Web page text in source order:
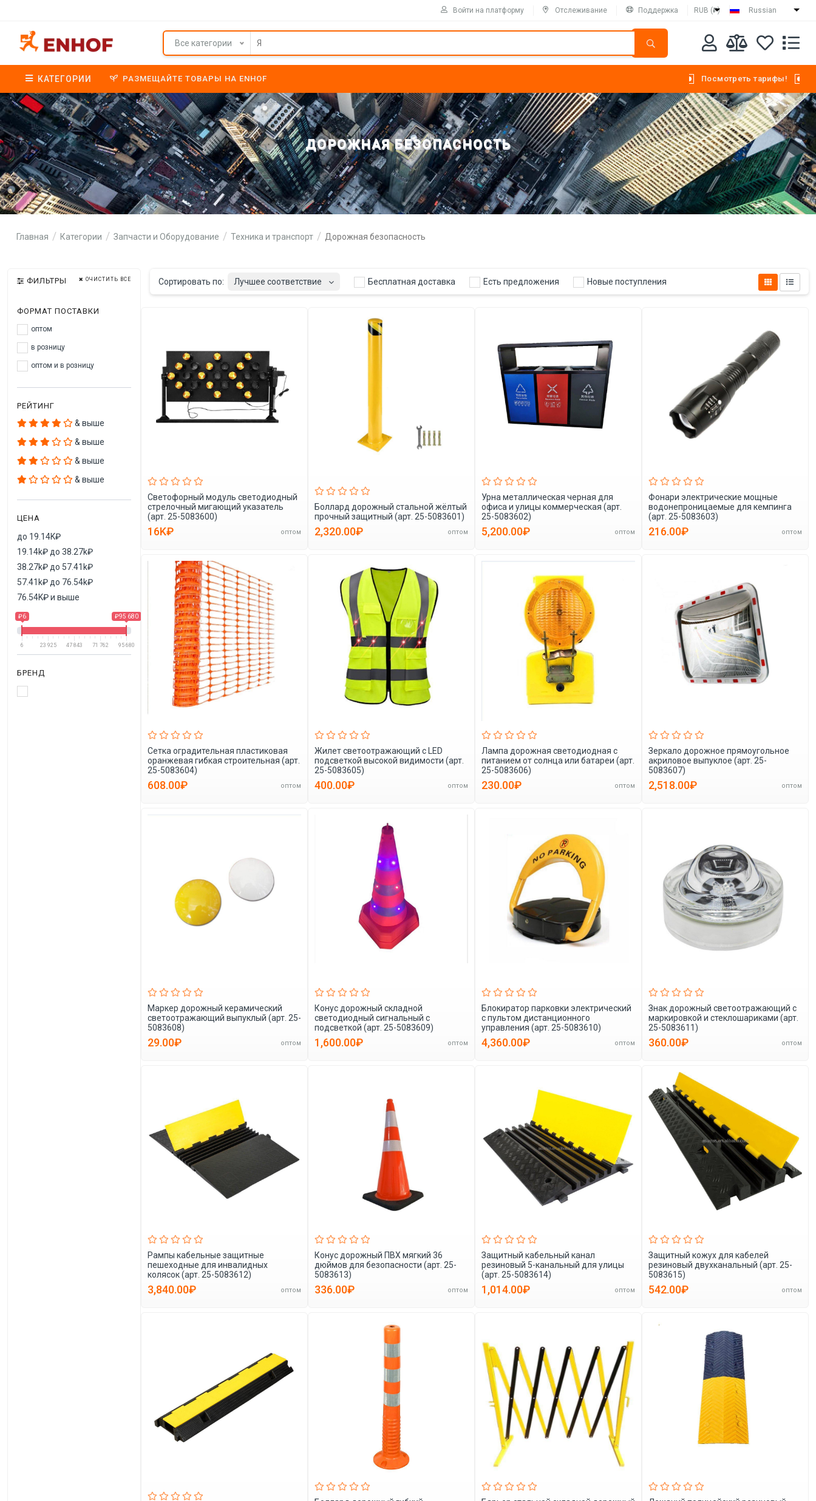
Войти на платформу Отслеживание Поддержка RUB (₽) Russian
Все категории
КАТЕГОРИИ РАЗМЕЩАЙТЕ ТОВАРЫ НА ENHOF Посмотреть тарифы!
ДОРОЖНАЯ БЕЗОПАСНОСТЬ
Главная Категории Запчасти и Оборудование Техника и транспорт Дорожная безопасность
ФИЛЬТРЫ ОЧИСТИТЬ ВСЕ
ФОРМАТ ПОСТАВКИ
оптом
в розницу
оптом и в розницу
РЕЙТИНГ
& выше
& выше
& выше
& выше
ЦЕНА
до 19.14K₽
19.14k₽ до 38.27k₽
38.27k₽ до 57.41k₽
57.41k₽ до 76.54k₽
76.54K₽ и выше
₽6 ₽95 680
6 23 925 47 843 71 762 95 680
БРЕНД
Сортировать по: Лучшее соответствие Бесплатная доставка Есть предложения Новые поступления
Светофорный модуль светодиодный
стрелочный мигающий указатель
(арт. 25-5083600)
16K₽ оптом
Боллард дорожный стальной жёлтый
прочный защитный (арт. 25-5083601)
2,320.00₽ оптом
Урна металлическая черная для
офиса и улицы коммерческая (арт.
25-5083602)
5,200.00₽ оптом
Фонари электрические мощные
водонепроницаемые для кемпинга
(арт. 25-5083603)
216.00₽ оптом
Сетка оградительная пластиковая
оранжевая гибкая строительная (арт.
25-5083604)
608.00₽ оптом
Жилет светоотражающий с LED
подсветкой высокой видимости (арт.
25-5083605)
400.00₽ оптом
Лампа дорожная светодиодная с
питанием от солнца или батареи (арт.
25-5083606)
230.00₽ оптом
Зеркало дорожное прямоугольное
акриловое выпуклое (арт. 25-
5083607)
2,518.00₽ оптом
Маркер дорожный керамический
светоотражающий выпуклый (арт. 25-
5083608)
29.00₽ оптом
Конус дорожный складной
светодиодный сигнальный с
подсветкой (арт. 25-5083609)
1,600.00₽ оптом
Блокиратор парковки электрический
с пультом дистанционного
управления (арт. 25-5083610)
4,360.00₽ оптом
Знак дорожный светоотражающий с
маркировкой и стеклошариками (арт.
25-5083611)
360.00₽ оптом
Рампы кабельные защитные
пешеходные для инвалидных
колясок (арт. 25-5083612)
3,840.00₽ оптом
Конус дорожный ПВХ мягкий 36
дюймов для безопасности (арт. 25-
5083613)
336.00₽ оптом
Защитный кабельный канал
резиновый 5-канальный для улицы
(арт. 25-5083614)
1,014.00₽ оптом
Защитный кожух для кабелей
резиновый двухканальный (арт. 25-
5083615)
542.00₽ оптом